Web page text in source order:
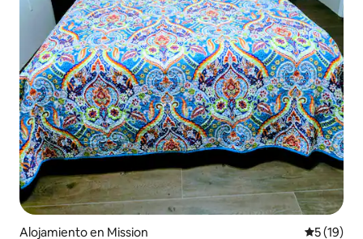
Alojamiento en Mission 5 (19)